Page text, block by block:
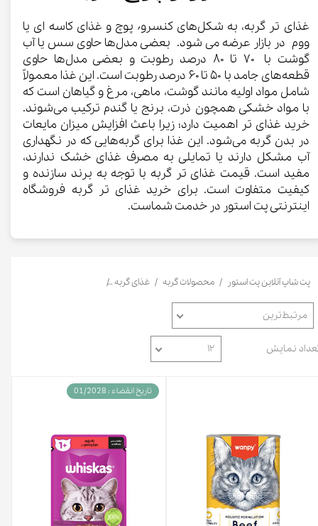
غذای تر گربه، به شکل‌های کنسرو٬ پوچ و غذای کاسه ای یا
ووم در بازار عرضه می شود. بعضی مدل‌ها حاوی سس یا آب
گوشت با ۷۰ تا ۸۰ درصد رطوبت و بعضی مدل‌ها حاوی
قطعه‌های جامد با ۵۰ تا ۶۰ درصد رطوبت است. این غذا معمولاً
شامل مواد اولیه مانند گوشت، ماهی، مرغ و گیاهان است که
با مواد خشکی همچون ذرت، برنج یا گندم ترکیب می‌شوند.
خرید غذای تر اهمیت دارد؛ زیرا باعث افزایش میزان مایعات
در بدن گربه می‌شود. این غذا برای گربه‌هایی که در نگهداری
آب مشکل دارند یا تمایلی به مصرف غذای خشک ندارند،
مفید است. قیمت غذای تر گربه با توجه به برند سازنده و
کیفیت متفاوت است. برای خرید غذای تر گربه فروشگاه
اینترنتی پت استور در خدمت شماست.
پت شاپ آنلاین پت استور محصولات گربه غذای گربه
مرتبط‌ترین
نمایش ۱۲
تاریخ انقضاء : 01/2028